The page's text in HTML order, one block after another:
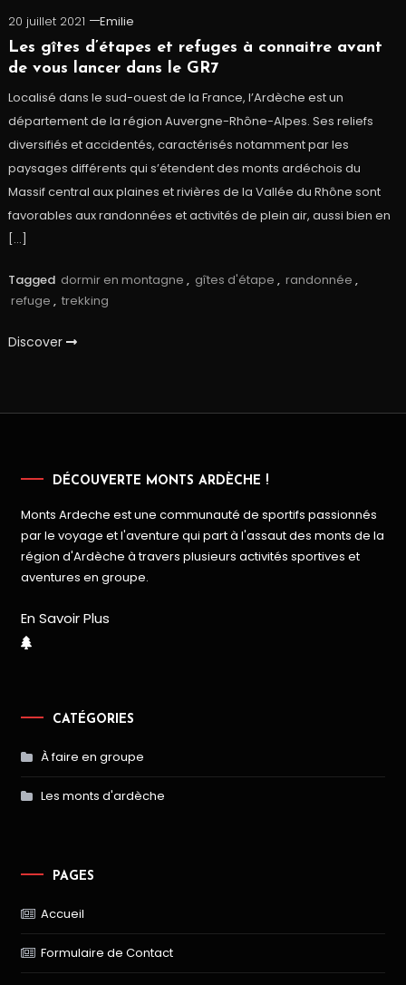
20 juillet 2021
Emilie
Les gîtes d’étapes et refuges à connaitre avant
de vous lancer dans le GR7
Localisé dans le sud-ouest de la France, l’Ardèche est un
département de la région Auvergne-Rhône-Alpes. Ses reliefs
diversifiés et accidentés, caractérisés notamment par les
paysages différents qui s’étendent des monts ardéchois du
Massif central aux plaines et rivières de la Vallée du Rhône sont
favorables aux randonnées et activités de plein air, aussi bien en
[…]
Tagged dormir en montagne , gîtes d'étape , randonnée ,
refuge , trekking
Discover
DÉCOUVERTE MONTS ARDÈCHE !
Monts Ardeche est une communauté de sportifs passionnés
par le voyage et l'aventure qui part à l'assaut des monts de la
région d'Ardèche à travers plusieurs activités sportives et
aventures en groupe.
En Savoir Plus
CATÉGORIES
À faire en groupe
Les monts d'ardèche
PAGES
Accueil
Formulaire de Contact